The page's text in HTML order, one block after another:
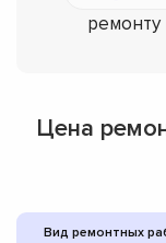
Цена
Вид ремонтных